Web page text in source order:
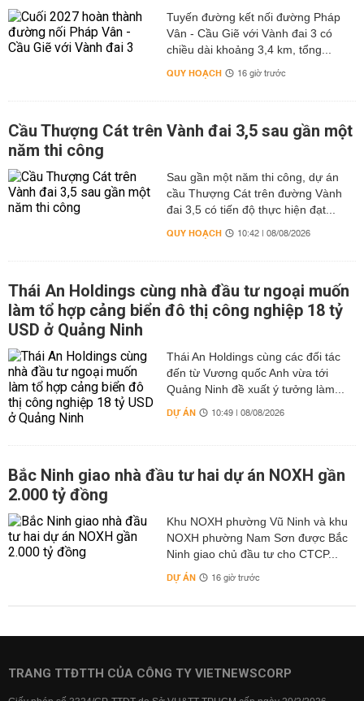
Tuyến đường kết nối đường Pháp
Vân - Cầu Giẽ với Vành đai 3 có
chiều dài khoảng 3,4 km, tổng...
QUY HOẠCH 16 giờ trước
Cầu Thượng Cát trên Vành đai 3,5 sau gần một
năm thi công
Sau gần một năm thi công, dự án
cầu Thượng Cát trên đường Vành
đai 3,5 có tiến độ thực hiện đạt...
QUY HOẠCH 10:42 | 08/08/2026
Thái An Holdings cùng nhà đầu tư ngoại muốn
làm tổ hợp cảng biển đô thị công nghiệp 18 tỷ
USD ở Quảng Ninh
Thái An Holdings cùng các đối tác
đến từ Vương quốc Anh vừa tới
Quảng Ninh đề xuất ý tưởng làm...
DỰ ÁN 10:49 | 08/08/2026
Bắc Ninh giao nhà đầu tư hai dự án NOXH gần
2.000 tỷ đồng
Khu NOXH phường Vũ Ninh và khu
NOXH phường Nam Sơn được Bắc
Ninh giao chủ đầu tư cho CTCP...
DỰ ÁN 16 giờ trước
TRANG TTĐTTH CỦA CÔNG TY VIETNEWSCORP